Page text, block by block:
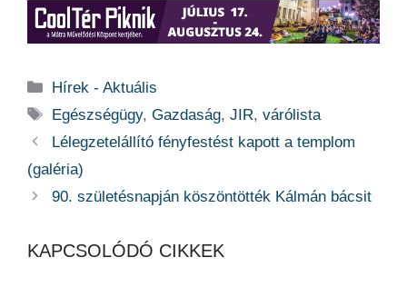
Kategória
Hírek - Aktuális
Címkék
Egészségügy,Gazdaság,JIR,várólista
Lélegzetelállító fényfestést kapott a templom
(galéria)
90. születésnapján köszöntötték Kálmán bácsit
KAPCSOLÓDÓ CIKKEK